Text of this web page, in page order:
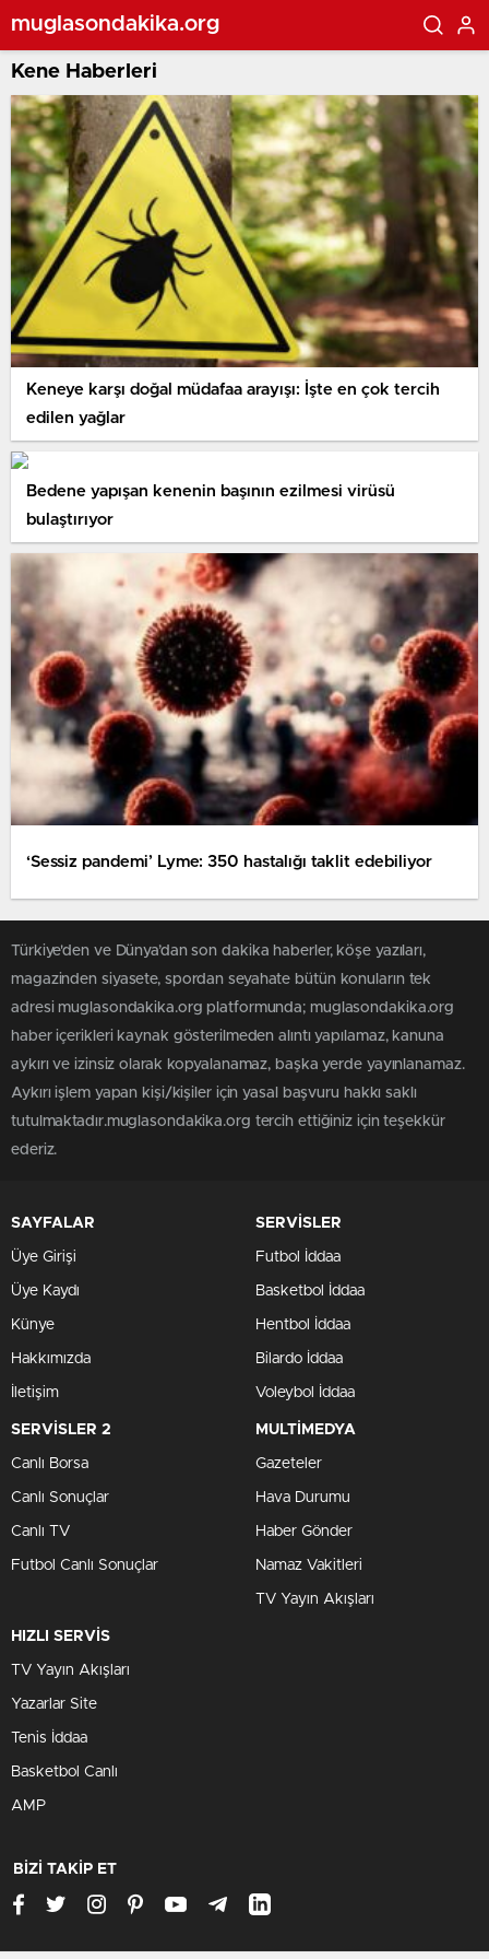
muglasondakika.org
Kene Haberleri
Keneye karşı doğal müdafaa arayışı: İşte en çok tercih
edilen yağlar
Bedene yapışan kenenin başının ezilmesi virüsü
bulaştırıyor
‘Sessiz pandemi’ Lyme: 350 hastalığı taklit edebiliyor
Türkiye'den ve Dünya’dan son dakika haberler, köşe yazıları,
magazinden siyasete, spordan seyahate bütün konuların tek
adresi muglasondakika.org platformunda; muglasondakika.org
haber içerikleri kaynak gösterilmeden alıntı yapılamaz, kanuna
aykırı ve izinsiz olarak kopyalanamaz, başka yerde yayınlanamaz.
Aykırı işlem yapan kişi/kişiler için yasal başvuru hakkı saklı
tutulmaktadır.muglasondakika.org tercih ettiğiniz için teşekkür
ederiz.
SAYFALAR
Üye Girişi
Üye Kaydı
Künye
Hakkımızda
İletişim
SERVİSLER
Futbol İddaa
Basketbol İddaa
Hentbol İddaa
Bilardo İddaa
Voleybol İddaa
SERVİSLER 2
Canlı Borsa
Canlı Sonuçlar
Canlı TV
Futbol Canlı Sonuçlar
MULTİMEDYA
Gazeteler
Hava Durumu
Haber Gönder
Namaz Vakitleri
TV Yayın Akışları
HIZLI SERVİS
TV Yayın Akışları
Yazarlar Site
Tenis İddaa
Basketbol Canlı
AMP
BİZİ TAKİP ET